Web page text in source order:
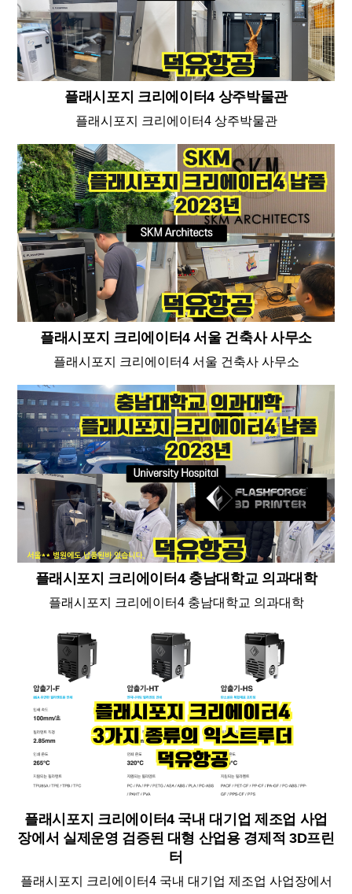
플래시포지 크리에이터4 상주박물관
플래시포지 크리에이터4 상주박물관
플래시포지 크리에이터4 서울 건축사 사무소
플래시포지 크리에이터4 서울 건축사 사무소
플래시포지 크리에이터4 충남대학교 의과대학
플래시포지 크리에이터4 충남대학교 의과대학
플래시포지 크리에이터4 국내 대기업 제조업 사업
장에서 실제운영 검증된 대형 산업용 경제적 3D프린
터
플래시포지 크리에이터4 국내 대기업 제조업 사업장에서